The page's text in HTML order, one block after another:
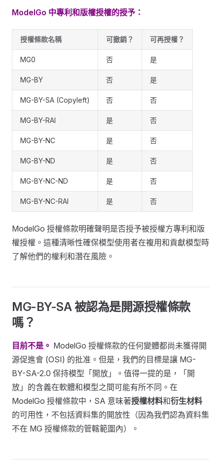
ModelGo 中專利和版權授權的授予：
授權條款名稱 可撤銷？ 可再授權？
MG0 否 是
MG-BY 否 是
MG-BY-SA (Copyleft) 否 否
MG-BY-RAI 是 否
MG-BY-NC 是 否
MG-BY-ND 是 否
MG-BY-NC-ND 是 否
MG-BY-NC-RAI 是 否
ModelGo 授權條款明確聲明是否授予被授權方專利和版
權授權。這種清晰性確保模型使用者在複用和貢獻模型時
了解他們的權利和潛在風險。
MG-BY-SA 被認為是開源授權條款
嗎？
目前不是。 ModelGo 授權條款的任何變體都尚未獲得開
源促進會 (OSI) 的批准。但是，我們的目標是讓 MG-
BY-SA-2.0 保持模型「開放」。值得一提的是，「開
放」的含義在軟體和模型之間可能有所不同。在
ModelGo 授權條款中，SA 意味著授權材料和衍生材料
的可用性，不包括資料集的開放性（因為我們認為資料集
不在 MG 授權條款的管轄範圍內）。